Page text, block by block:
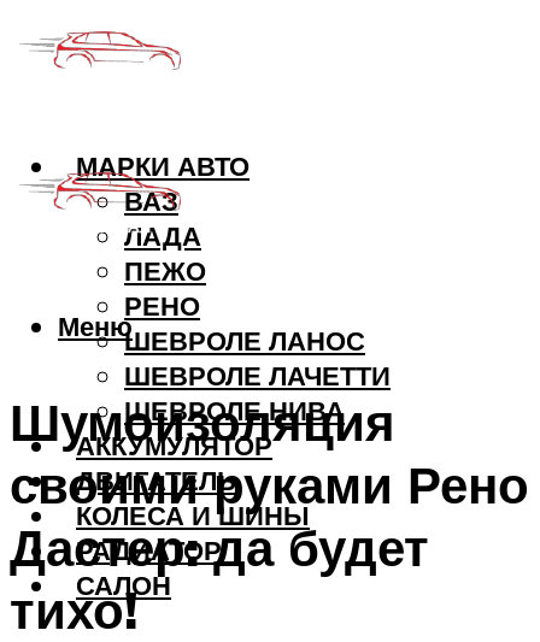
МАРКИ АВТО
ВАЗ
ЛАДА
ПЕЖО
РЕНО
ШЕВРОЛЕ ЛАНОС
ШЕВРОЛЕ ЛАЧЕТТИ
ШЕВРОЛЕ НИВА
АККУМУЛЯТОР
ДВИГАТЕЛЬ
КОЛЕСА И ШИНЫ
РАДИАТОР
САЛОН
Меню
Шумоизоляция
своими руками Рено
Дастер: да будет
тихо!